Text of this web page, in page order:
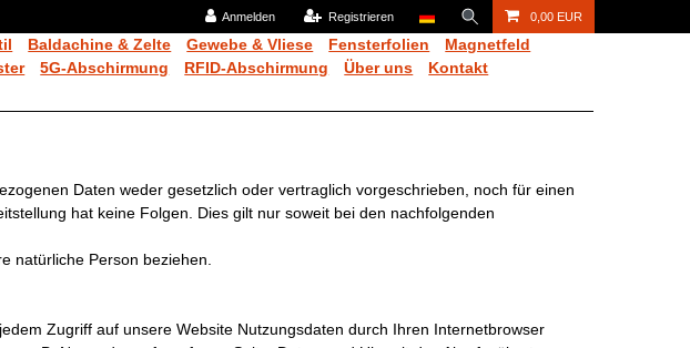
Anmelden Registrieren 0,00 EUR
Baldachine & Zelte Gewebe & Vliese Fensterfolien
Magnetfeld
5G-Abschirmung RFID-Abschirmung Über uns
Kontakt
Daten weder gesetzlich oder vertraglich vorgeschrieben, noch für einen
hat keine Folgen. Dies gilt nur soweit bei den nachfolgenden
natürliche Person beziehen.
Zugriff auf unsere Website Nutzungsdaten durch Ihren Internetbrowser